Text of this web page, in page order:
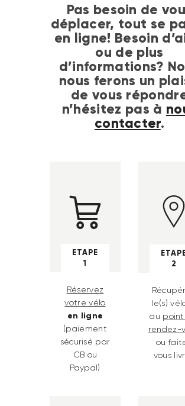
Pas besoin de
déplacer, tout se
en ligne! Besoin
ou de plus
d’informations?
nous ferons un
de vous
n’hésitez pas à
contacter.
ETAPE
1
Réservez
votre vélo
en ligne
(paiement
sécurisé par
CB ou
Paypal)
2
le(s)
au
rendez-
ou
vous